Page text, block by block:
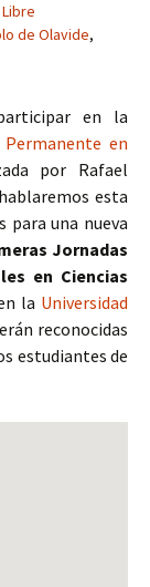
Libre
de Olavide,
en la
en
por Rafael
esta
para una nueva
Jornadas
en Ciencias
la Universidad
reconocidas
estudiantes de